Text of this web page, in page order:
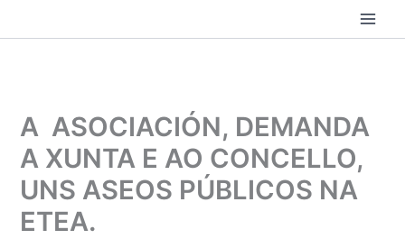
A ASOCIACIÓN, DEMANDA
A XUNTA E AO CONCELLO,
UNS ASEOS PÚBLICOS NA
ETEA.